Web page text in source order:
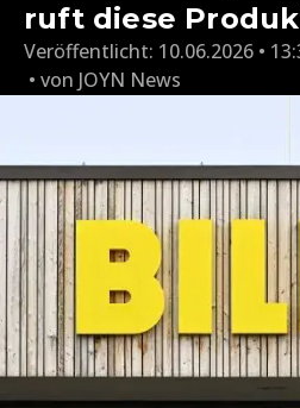
ruft diese
Veröffentlicht: 10.06.2026 •
von JOYN News